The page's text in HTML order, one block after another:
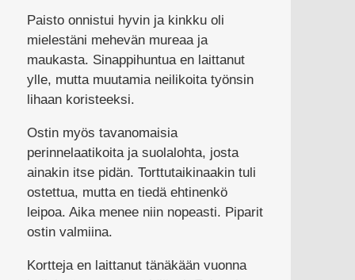
Paisto onnistui hyvin ja kinkku oli
mielestäni mehevän mureaa ja
maukasta. Sinappihuntua en laittanut
ylle, mutta muutamia neilikoita työnsin
lihaan koristeeksi.
Ostin myös tavanomaisia
perinnelaatikoita ja suolalohta, josta
ainakin itse pidän. Torttutaikinaakin tuli
ostettua, mutta en tiedä ehtinenkö
leipoa. Aika menee niin nopeasti. Piparit
ostin valmiina.
Kortteja en laittanut tänäkään vuonna